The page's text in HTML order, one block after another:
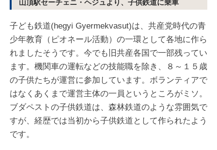
山頂駅セーチェニ・ヘジュより、子供鉄道に乗車
子ども鉄道(hegyi Gyermekvasut)は、共産党時代の青
少年教育（ピオネール活動）の一環として各地に作ら
れましたそうです。今でも旧共産各国で一部残ってい
ます。機関車の運転などの技能職を除き、８～１５歳
の子供たちが運営に参加しています。ボランティアで
はなくあくまで運営主体の一員というところがミソ。
ブダペストの子供鉄道は、森林鉄道のような雰囲気で
すが、経歴では当初から子供鉄道として作られたよう
です。